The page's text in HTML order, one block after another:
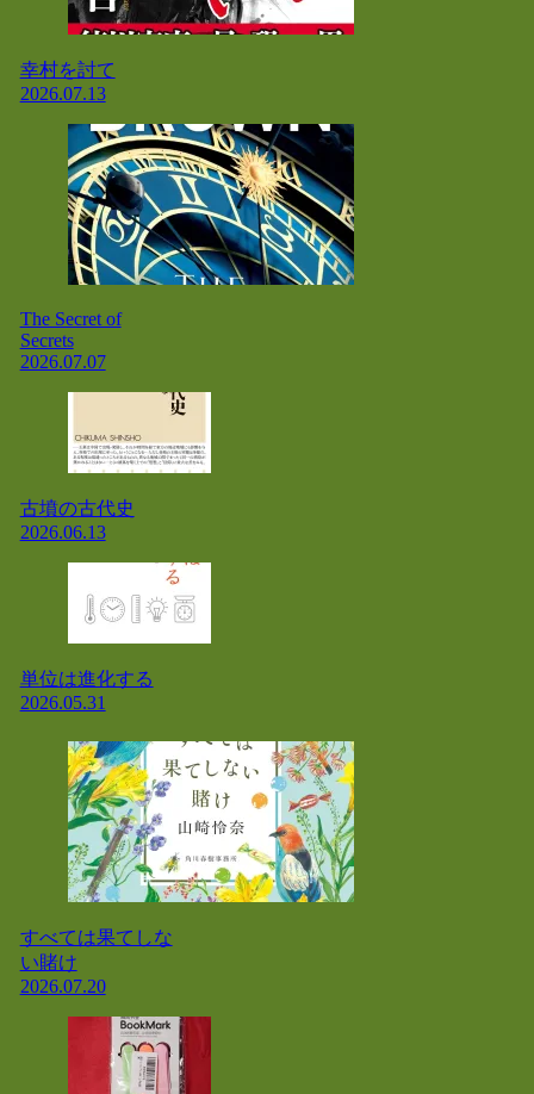
幸村を討て
2026.07.13
The Secret of
Secrets
2026.07.07
古墳の古代史
2026.06.13
単位は進化する
2026.05.31
すべては果てしな
い賭け
2026.07.20